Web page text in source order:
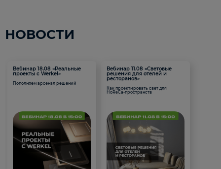
НОВОСТИ
Вебинар 18.08 «Реальные
проекты с Werkel»
Пополняем арсенал решений
Вебинар 11.08 «Световые
решения для отелей и
ресторанов»
Как проектировать свет для
HoReCa-пространств